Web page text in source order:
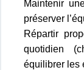
Maintenir
préserver
Répartir
quotidien
équilibrer les